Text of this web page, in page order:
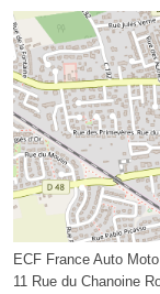
ECF France Auto Moto
11 Rue du Chanoine